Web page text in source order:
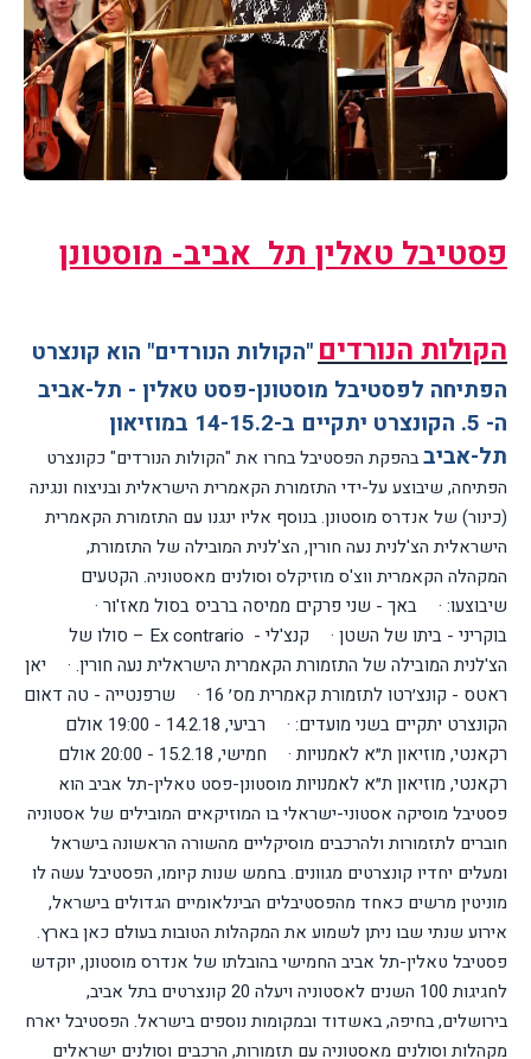
פסטיבל טאלין תל אביב- מוסטונן
הקולות הנורדים"הקולות הנורדים" הוא קונצרט
הפתיחה לפסטיבל מוסטונן-פסט טאלין - תל-אביב
ה- 5. הקונצרט יתקיים ב-14-15.2 במוזיאון
תל-אביבבהפקת הפסטיבל בחרו את "הקולות הנורדים" כקונצרט
הפתיחה, שיבוצע על-ידי התזמורת הקאמרית הישראלית ובניצוח ונגינה
(כינור) של אנדרס מוסטונן.בנוסף אליו ינגנו עם התזמורת הקאמרית
הישראלית הצ'לנית נעה חורין, הצ'לנית המובילה של התזמורת,
המקהלה הקאמרית ווצ'ס מוזיקלס וסולנים מאסטוניה. הקטעים
שיבוצעו: · באך - שני פרקים ממיסה ברביס בסול מאז'ור ·
בוקריני - ביתו של השטן · קנצ'לי - Ex contrario
– סולו של
הצ'לנית המובילה של התזמורת הקאמרית הישראלית נעה חורין.
·
יאן
ראטס - קונצ׳רטו לתזמורת קאמרית מס׳ 16
·
שרפנטייה - טה דאום
הקונצרט יתקיים בשני מועדים: ·
רביעי, 14.2.18 - 19:00 אולם
רקאנטי, מוזיאון ת״א לאמנויות ·
חמישי, 15.2.18 - 20:00 אולם
רקאנטי, מוזיאון ת״א לאמנויות מוסטונן-פסט טאלין-תל אביב הוא
פסטיבל מוסיקה אסטוני-ישראלי בו המוזיקאים המובילים של אסטוניה
חוברים לתזמורות ולהרכבים מוסיקליים מהשורה הראשונה בישראל
ומעלים יחדיו קונצרטים מגוונים.בחמש שנות קיומו, הפסטיבל עשה לו
מוניטין מרשים כאחד מהפסטיבלים הבינלאומיים הגדולים בישראל,
אירוע שנתי שבו ניתן לשמוע את המקהלות הטובות בעולם כאן בארץ.
פסטיבל טאלין-תל אביב החמישי בהובלתו של אנדרס מוסטונן, יוקדש
לחגיגות 100 השנים לאסטוניה ויעלה 20 קונצרטים בתל אביב,
בירושלים, בחיפה, באשדוד ובמקומות נוספים בישראל. הפסטיבל יארח
מקהלות וסולנים מאסטוניה עם תזמורות, הרכבים וסולנים ישראלים